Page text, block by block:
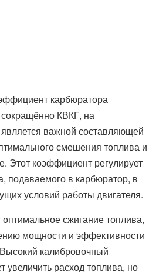
карбюратора
сокращённо КВКГ, на
важной составляющей
смешения топлива и
Этот коэффициент регулирует
подаваемого в карбюратор, в
условий работы двигателя.
сжигание топлива,
мощности и эффективности
калибровочный
расход топлива, но